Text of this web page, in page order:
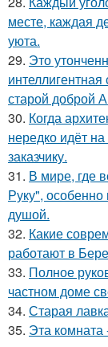
месте, каждая
уюта.
29. Это
старой доброй
30. Когда
нередко идёт
заказчику.
31. В мире, где
Руку", особенно
душой.
32. Какие
работают в
33. Полное
частном доме
34. Старая
35. Эта комната